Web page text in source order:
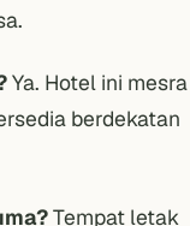
Ya. Hotel ini mesra
berdekatan
Tempat letak